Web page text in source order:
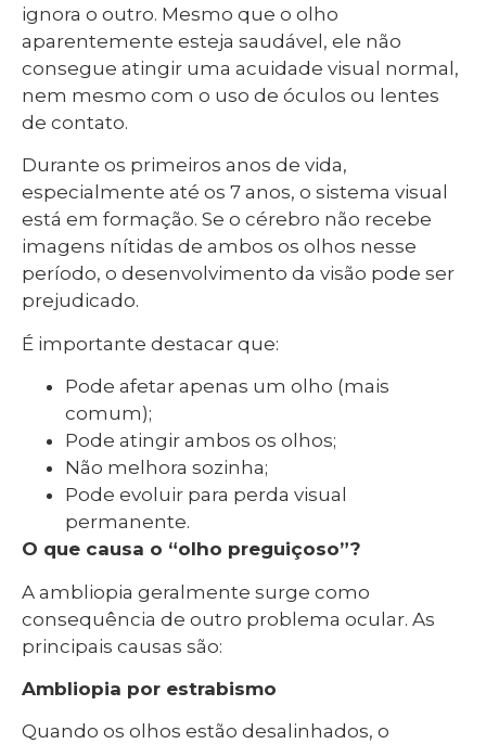
ignora o outro. Mesmo que o olho
aparentemente esteja saudável, ele não
consegue atingir uma acuidade visual normal,
nem mesmo com o uso de óculos ou lentes
de contato.
Durante os primeiros anos de vida,
especialmente até os 7 anos, o sistema visual
está em formação. Se o cérebro não recebe
imagens nítidas de ambos os olhos nesse
período, o desenvolvimento da visão pode ser
prejudicado.
É importante destacar que:
Pode afetar apenas um olho (mais
comum);
Pode atingir ambos os olhos;
Não melhora sozinha;
Pode evoluir para perda visual
permanente.
O que causa o “olho preguiçoso”?
A ambliopia geralmente surge como
consequência de outro problema ocular. As
principais causas são:
Ambliopia por estrabismo
Quando os olhos estão desalinhados, o